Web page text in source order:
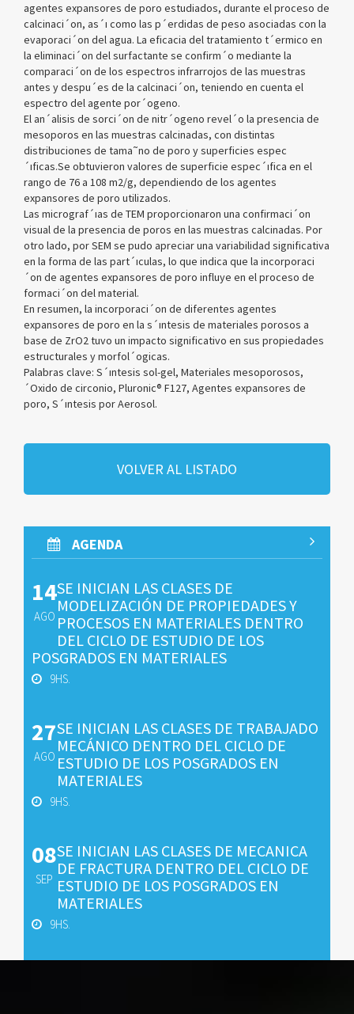
agentes expansores de poro estudiados, durante el proceso de
calcinaci´on, as´ı como las p´erdidas de peso asociadas con la
evaporaci´on del agua. La eficacia del tratamiento t´ermico en
la eliminaci´on del surfactante se confirm´o mediante la
comparaci´on de los espectros infrarrojos de las muestras
antes y despu´es de la calcinaci´on, teniendo en cuenta el
espectro del agente por´ogeno.
El an´alisis de sorci´on de nitr´ogeno revel´o la presencia de
mesoporos en las muestras calcinadas, con distintas
distribuciones de tama˜no de poro y superficies espec
´ıficas.Se obtuvieron valores de superficie espec´ıfica en el
rango de 76 a 108 m2/g, dependiendo de los agentes
expansores de poro utilizados.
Las micrograf´ıas de TEM proporcionaron una confirmaci´on
visual de la presencia de poros en las muestras calcinadas. Por
otro lado, por SEM se pudo apreciar una variabilidad significativa
en la forma de las part´ıculas, lo que indica que la incorporaci
´on de agentes expansores de poro influye en el proceso de
formaci´on del material.
En resumen, la incorporaci´on de diferentes agentes
expansores de poro en la s´ıntesis de materiales porosos a
base de ZrO2 tuvo un impacto significativo en sus propiedades
estructurales y morfol´ogicas.
Palabras clave: S´ıntesis sol-gel, Materiales mesoporosos,
´Oxido de circonio, Pluronic® F127, Agentes expansores de
poro, S´ıntesis por Aerosol.
VOLVER AL LISTADO
AGENDA
14
AGO
SE INICIAN LAS CLASES DE
MODELIZACIÓN DE PROPIEDADES Y
PROCESOS EN MATERIALES DENTRO
DEL CICLO DE ESTUDIO DE LOS
POSGRADOS EN MATERIALES
9HS.
27
AGO
SE INICIAN LAS CLASES DE TRABAJADO
MECÁNICO DENTRO DEL CICLO DE
ESTUDIO DE LOS POSGRADOS EN
MATERIALES
9HS.
08
SEP
SE INICIAN LAS CLASES DE MECANICA
DE FRACTURA DENTRO DEL CICLO DE
ESTUDIO DE LOS POSGRADOS EN
MATERIALES
9HS.